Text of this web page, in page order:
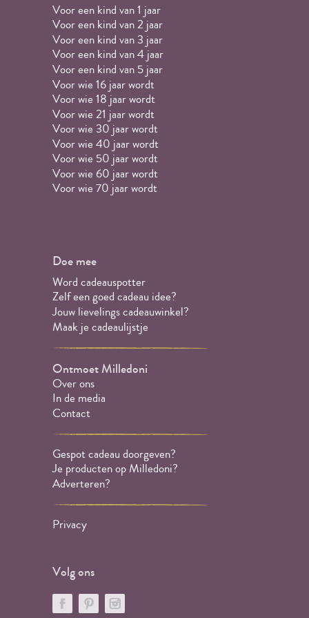
Voor een kind van 1 jaar
Voor een kind van 2 jaar
Voor een kind van 3 jaar
Voor een kind van 4 jaar
Voor een kind van 5 jaar
Voor wie 16 jaar wordt
Voor wie 18 jaar wordt
Voor wie 21 jaar wordt
Voor wie 30 jaar wordt
Voor wie 40 jaar wordt
Voor wie 50 jaar wordt
Voor wie 60 jaar wordt
Voor wie 70 jaar wordt
Doe mee
Word cadeauspotter
Zelf een goed cadeau idee?
Jouw lievelings cadeauwinkel?
Maak je cadeaulijstje
Ontmoet Milledoni
Over ons
In de media
Contact
Gespot cadeau doorgeven?
Je producten op Milledoni?
Adverteren?
Privacy
Volg ons